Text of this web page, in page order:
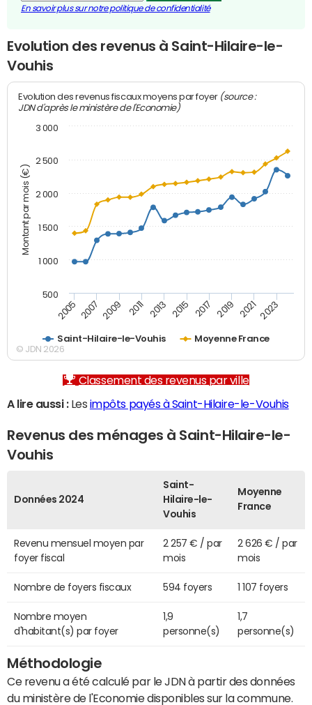
En savoir plus sur notre politique de confidentialité
Evolution des revenus à Saint-Hilaire-le-
Vouhis
Montant par mois (€)
Evolution des revenus fiscaux moyens par foyer (source :
JDN d'après le ministère de l'Economie)
Saint-Hilaire-le-Vouhis Moyenne France
2005 2007 2009 2011 2013 2015 2017 2019 2021 2023
500
1 000
1 500
2 000
2 500
3 000
© JDN 2026
Classement des revenus par ville
A lire aussi :Les impôts payés à Saint-Hilaire-le-Vouhis
Revenus des ménages à Saint-Hilaire-le-
Vouhis
Données 2024
Saint-
Hilaire-le-
Vouhis
Moyenne
France
Revenu mensuel moyen par
foyer fiscal
2 257 € / par
mois
2 626 € / par
mois
Nombre de foyers fiscaux 594 foyers 1 107 foyers
Nombre moyen
d'habitant(s) par foyer
1,9
personne(s)
1,7
personne(s)
Méthodologie
Ce revenu a été calculé par le JDN à partir des données
du ministère de l'Economie disponibles sur la commune.